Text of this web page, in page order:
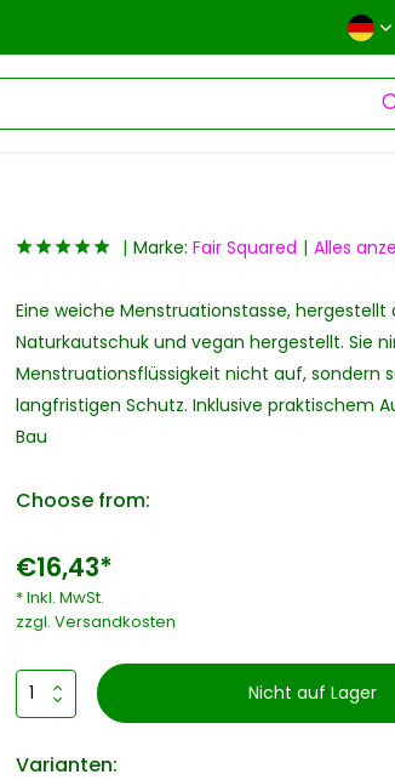
Marke: Fair Squared Alles
Eine weiche Menstruationstasse,
Naturkautschuk und vegan hergestellt. Sie
Menstruationsflüssigkeit nicht auf, sondern
langfristigen Schutz. Inklusive praktischem
Bau
Choose from:
€16,43*
* Inkl. MwSt.
zzgl. Versandkosten
Nicht auf Lager
Varianten: